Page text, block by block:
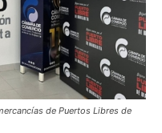
de Puertos Libres de